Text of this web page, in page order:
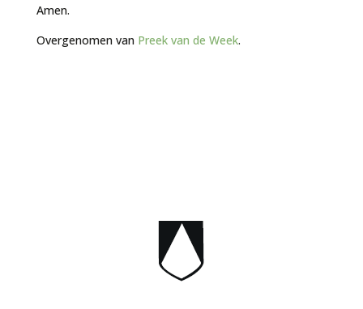
Amen.
Overgenomen van Preek van de Week.